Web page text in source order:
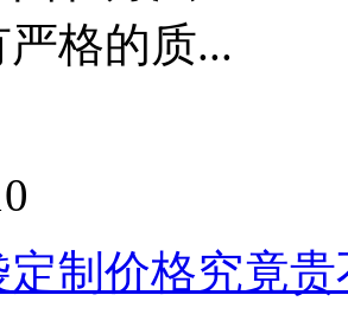
格的质...
制价格究竟